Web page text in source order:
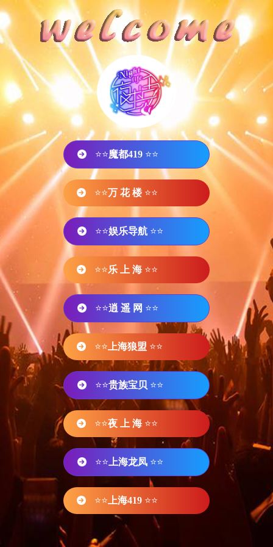
⭐⭐魔都419 ⭐⭐
⭐⭐万 花 楼 ⭐⭐
⭐⭐娱乐导航 ⭐⭐
⭐⭐乐 上 海 ⭐⭐
⭐⭐逍 遥 网 ⭐⭐
⭐⭐ 上海狼盟 ⭐⭐
⭐⭐贵族宝贝 ⭐⭐
⭐⭐夜 上 海 ⭐⭐
⭐⭐ 上海龙凤 ⭐⭐
⭐⭐ 上海419 ⭐⭐